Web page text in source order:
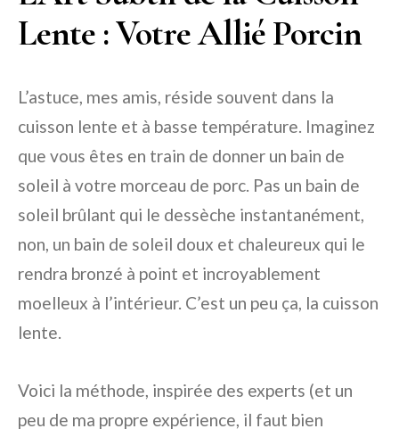
Lente : Votre Allié Porcin
L’astuce, mes amis, réside souvent dans la
cuisson lente et à basse température. Imaginez
que vous êtes en train de donner un bain de
soleil à votre morceau de porc. Pas un bain de
soleil brûlant qui le dessèche instantanément,
non, un bain de soleil doux et chaleureux qui le
rendra bronzé à point et incroyablement
moelleux à l’intérieur. C’est un peu ça, la cuisson
lente.
Voici la méthode, inspirée des experts (et un
peu de ma propre expérience, il faut bien